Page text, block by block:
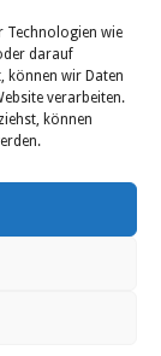
Technologien wie
darauf
können wir Daten
verarbeiten.
können